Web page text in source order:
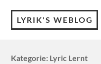
LYRIK'S WEBLOG
Kategorie: Lyric Lernt